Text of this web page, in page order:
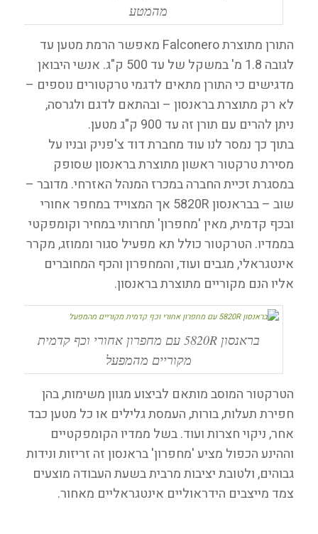
מהמטע
התורן מתוצרת Falconero מאפשר הרמת מטען עד
לגובה 1.8 מ' במשקל של עד 500 ק"ג. אנשי היבואן
מדגישים כי התורן מתאים לדגמי טרקטורים נוספים –
לא רק מתוצרת בראנסון – ובהתאם לדגם ולגרסה,
ניתן להרים עם תורן זה עד 900 ק"ג מטען.
בתוך כך נמסר לנו עוד מחברת דוד צ'פניק ובניו על
מסירת טרקטור ראשון מתוצרת בראנסון שסופק
במסגרת זכיית החברה במכרז המנהל האזרחי. מדובר –
שוב – בבראנסון 5820R אך המצוייד במחפר אחורי
ובכף קדמית, מאין 'מחפרון' תחרותי במחיר וקומפקטי
בממדיו. הטרקטור כולל תא מפעיל סגור וממוזג, מקרר
אינטגראלי, מגבים ועוד, והמחפרון והכף המחוברים
אליו הנם מקוריים מתוצרת בראנסון.
בראנסון 5820R עם מחפרון אחורי וכף קדמית
מקוריים מהמפעל
הטרקטור המוסב מותאם לביצוע מגוון משימות, בהן
חפירת תעלות, בורות, העמסת גלילים או כל מטען כבד
אחר, ניקוי חצרות ועוד. בשל ממדיו הקומפקטיים
וההינע הכפול מציע 'מחפרון' בראנסון זה זריזות ונידות
גבוהים, ולטובת יציבות מרבית בשעת העבודה מוצעים
צמד מייצבים הידראוליים אינטגראליים מאחור.